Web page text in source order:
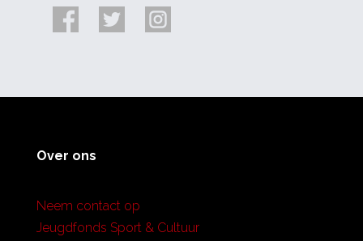
Over ons
Neem contact op
Jeugdfonds Sport & Cultuur